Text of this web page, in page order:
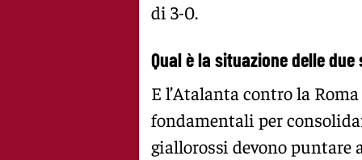
di 3-0.
Qual è la situazione delle
E l’Atalanta contro la
fondamentali per
giallorossi devono puntare